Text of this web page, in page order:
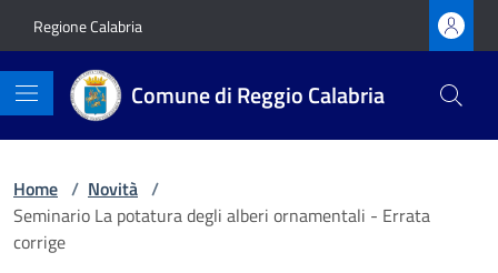
Regione Calabria
Comune di Reggio Calabria
Home / Novità /
Seminario La potatura degli alberi ornamentali - Errata
corrige